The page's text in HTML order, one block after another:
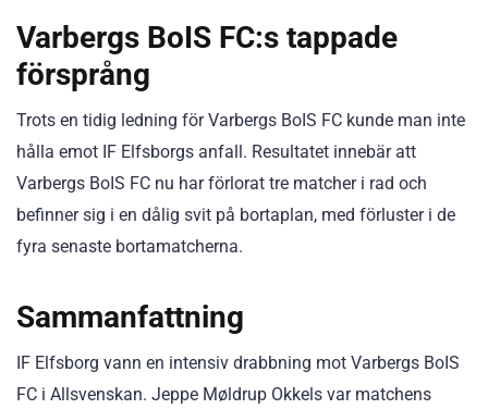
Varbergs BoIS FC:s tappade
försprång
Trots en tidig ledning för Varbergs BoIS FC kunde man inte
hålla emot IF Elfsborgs anfall. Resultatet innebär att
Varbergs BoIS FC nu har förlorat tre matcher i rad och
befinner sig i en dålig svit på bortaplan, med förluster i de
fyra senaste bortamatcherna.
Sammanfattning
IF Elfsborg vann en intensiv drabbning mot Varbergs BoIS
FC i Allsvenskan. Jeppe Møldrup Okkels var matchens